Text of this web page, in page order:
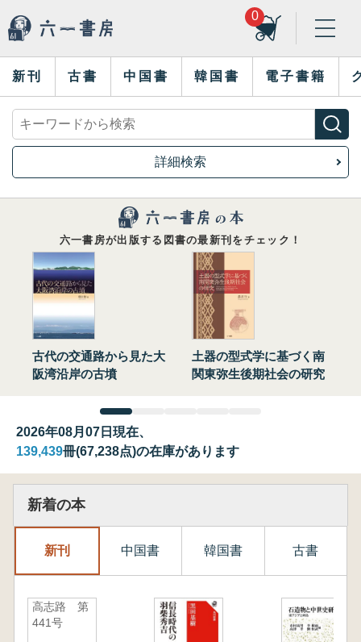
0
新刊 古書 中国書 韓国書 電子書籍
詳細検索
六一書房が出版する図書の最新刊をチェック！
古代の交通路から見た大
阪湾沿岸の古墳
土器の型式学に基づく南
関東弥生後期社会の研究
2026年08月07日現在、
139,439冊(67,238点)の在庫があります
新着の本
新刊 中国書 韓国書 古書
高志路 第
441号